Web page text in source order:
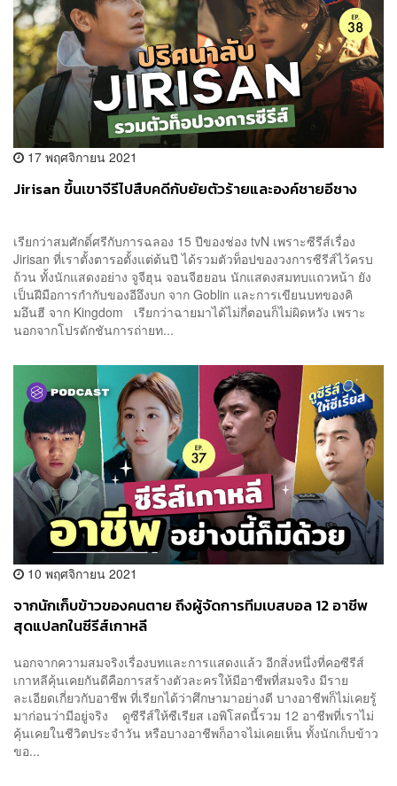
17 พฤศจิกายน 2021
Jirisan ขึ้นเขาจีรีไปสืบคดีกับยัยตัวร้ายและองค์ชายอีชาง
เรียกว่าสมศักดิ์ศรีกับการฉลอง 15 ปีของช่อง tvN เพราะซีรีส์เรื่อง
Jirisan ที่เราตั้งตารอตั้งแต่ต้นปี ได้รวมตัวท็อปของวงการซีรีส์ไว้ครบ
ถ้วน ทั้งนักแสดงอย่าง จูจีฮุน จอนจีฮยอน นักแสดงสมทบแถวหน้า ยัง
เป็นฝีมือการกำกับของอีอึงบก จาก Goblin และการเขียนบทของคิ
มอึนฮี จาก Kingdom เรียกว่าฉายมาได้ไม่กี่ตอนก็ไม่ผิดหวัง เพราะ
นอกจากโปรดักชันการถ่ายท...
10 พฤศจิกายน 2021
จากนักเก็บข้าวของคนตาย ถึงผู้จัดการทีมเบสบอล 12 อาชีพ
สุดแปลกในซีรีส์เกาหลี
นอกจากความสมจริงเรื่องบทและการแสดงแล้ว อีกสิ่งหนึ่งที่คอซีรีส์
เกาหลีคุ้นเคยกันดีคือการสร้างตัวละครให้มีอาชีพที่สมจริง มีราย
ละเอียดเกี่ยวกับอาชีพ ที่เรียกได้ว่าศึกษามาอย่างดี บางอาชีพก็ไม่เคยรู้
มาก่อนว่ามีอยู่จริง ดูซีรีส์ให้ซีเรียส เอพิโสดนี้รวม 12 อาชีพที่เราไม่
คุ้นเคยในชีวิตประจำวัน หรือบางอาชีพก็อาจไม่เคยเห็น ทั้งนักเก็บข้าว
ขอ...